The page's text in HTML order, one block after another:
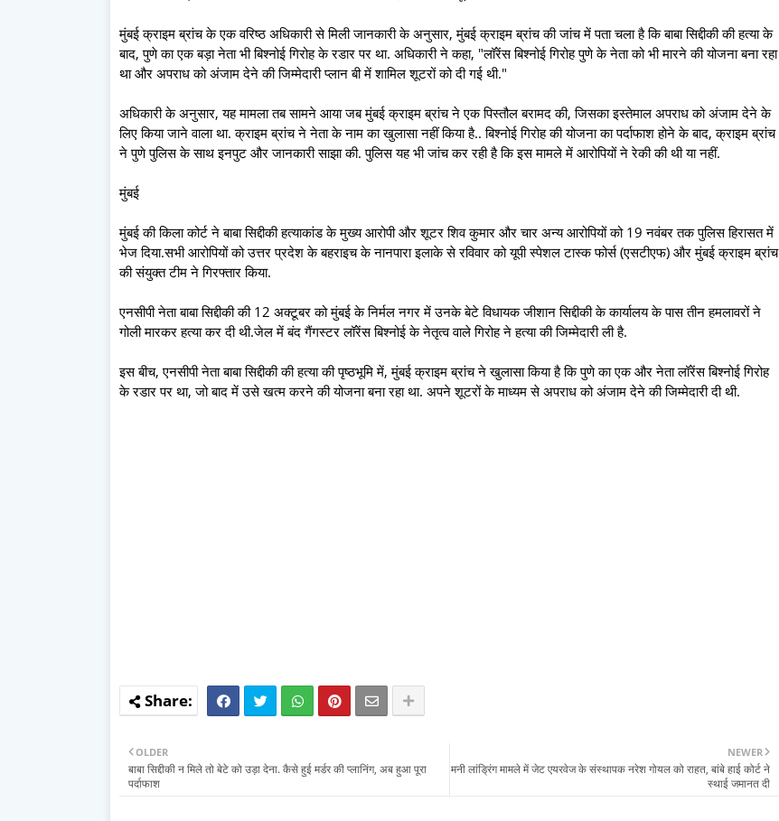
मुंबई क्राइम ब्रांच के एक वरिष्ठ अधिकारी से मिली जानकारी के अनुसार, मुंबई क्राइम ब्रांच की जांच में पता चला है कि बाबा सिद्दीकी की हत्या के
बाद, पुणे का एक बड़ा नेता भी बिश्नोई गिरोह के रडार पर था. अधिकारी ने कहा, "लॉरेंस बिश्नोई गिरोह पुणे के नेता को भी मारने की योजना बना रहा
था और अपराध को अंजाम देने की जिम्मेदारी प्लान बी में शामिल शूटरों को दी गई थी."
अधिकारी के अनुसार, यह मामला तब सामने आया जब मुंबई क्राइम ब्रांच ने एक पिस्तौल बरामद की, जिसका इस्तेमाल अपराध को अंजाम देने के
लिए किया जाने वाला था. क्राइम ब्रांच ने नेता के नाम का खुलासा नहीं किया है.. बिश्नोई गिरोह की योजना का पर्दाफाश होने के बाद, क्राइम ब्रांच
ने पुणे पुलिस के साथ इनपुट और जानकारी साझा की. पुलिस यह भी जांच कर रही है कि इस मामले में आरोपियों ने रेकी की थी या नहीं.
मुंबई
मुंबई की किला कोर्ट ने बाबा सिद्दीकी हत्याकांड के मुख्य आरोपी और शूटर शिव कुमार और चार अन्य आरोपियों को 19 नवंबर तक पुलिस हिरासत में
भेज दिया.सभी आरोपियों को उत्तर प्रदेश के बहराइच के नानपारा इलाके से रविवार को यूपी स्पेशल टास्क फोर्स (एसटीएफ) और मुंबई क्राइम ब्रांच
की संयुक्त टीम ने गिरफ्तार किया.
एनसीपी नेता बाबा सिद्दीकी की 12 अक्टूबर को मुंबई के निर्मल नगर में उनके बेटे विधायक जीशान सिद्दीकी के कार्यालय के पास तीन हमलावरों ने
गोली मारकर हत्या कर दी थी.जेल में बंद गैंगस्टर लॉरेंस बिश्नोई के नेतृत्व वाले गिरोह ने हत्या की जिम्मेदारी ली है.
इस बीच, एनसीपी नेता बाबा सिद्दीकी की हत्या की पृष्ठभूमि में, मुंबई क्राइम ब्रांच ने खुलासा किया है कि पुणे का एक और नेता लॉरेंस बिश्नोई गिरोह
के रडार पर था, जो बाद में उसे खत्म करने की योजना बना रहा था. अपने शूटरों के माध्यम से अपराध को अंजाम देने की जिम्मेदारी दी थी.
NEWER
मनी लांड्रिंग मामले में जेट एयरवेज के संस्थापक नरेश गोयल को राहत, बांबे हाई कोर्ट ने
स्थाई जमानत दी
OLDER
बाबा सिद्दीकी न मिले तो बेटे को उड़ा देना. कैसे हुई मर्डर की प्लानिंग, अब हुआ पूरा
पर्दाफाश